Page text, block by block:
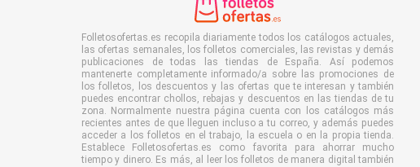
Folletosofertas.es recopila diariamente todos los catálogos actuales,
las ofertas semanales, los folletos comerciales, las revistas y demás
publicaciones de todas las tiendas de España. Así podemos
mantenerte completamente informado/a sobre las promociones de
los folletos, los descuentos y las ofertas que te interesan y también
puedes encontrar chollos, rebajas y descuentos en las tiendas de tu
zona. Normalmente nuestra página cuenta con los catálogos más
recientes antes de que lleguen incluso a tu correo, y además puedes
acceder a los folletos en el trabajo, la escuela o en la propia tienda.
Establece Folletosofertas.es como favorita para ahorrar mucho
tiempo y dinero. Es más, al leer los folletos de manera digital también